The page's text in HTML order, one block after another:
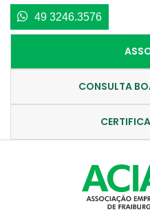
49 3246.3576
CONSULTA